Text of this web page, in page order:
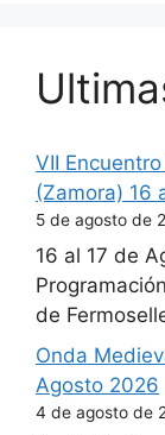
VII
(Zamora) 16
5 de agosto de
16 al 17 de
de
Onda
Agosto 2026
4 de agosto de